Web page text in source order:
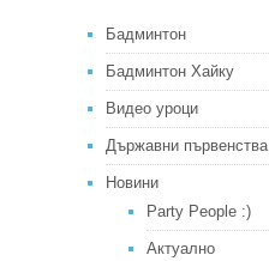
Бадминтон
Бадминтон Хайку
Видео уроци
Държавни първенства
Новини
Party People :)
Актуално